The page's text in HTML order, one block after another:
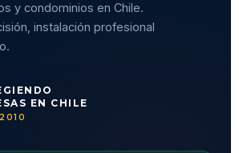
y condominios en Chile.
instalación profesional
EN CHILE